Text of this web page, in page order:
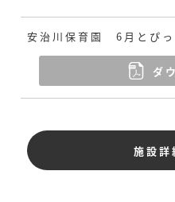
安治川保育園 6月とぴっ
ダ
施設詳